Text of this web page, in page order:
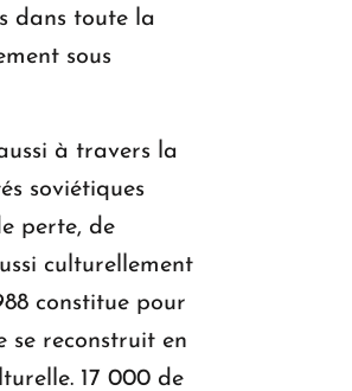
dans toute la
sous
à travers la
soviétiques
perte, de
culturellement
constitue pour
se reconstruit en
17 000 de